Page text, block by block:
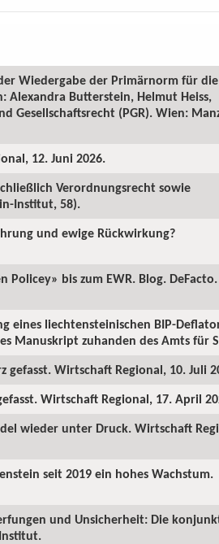
Wiedergabe der Primärnorm für die
Alexandra Butterstein, Helmut Heiss,
Gesellschaftsrecht (PGR). Wien:
12. Juni 2026.
Verordnungsrecht sowie
Institut, 58).
und ewige Rückwirkung?
bis zum EWR. Blog.
eines liechtensteinischen BIP-
Manuskript zuhanden des Amts für
Wirtschaft Regional, 10. Juli
Wirtschaft Regional, 17. April
wieder unter Druck. Wirtschaft
seit 2019 ein hohes Wachstum.
und Unsicherheit: Die